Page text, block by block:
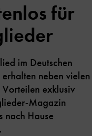
für
im Deutschen
neben vielen
exklusiv
Magazin
nach Hause